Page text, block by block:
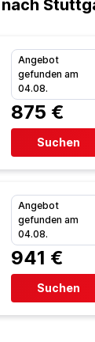
Angebot
gefunden am
04.08.
875 €
Suchen
Angebot
gefunden am
04.08.
941 €
Suchen